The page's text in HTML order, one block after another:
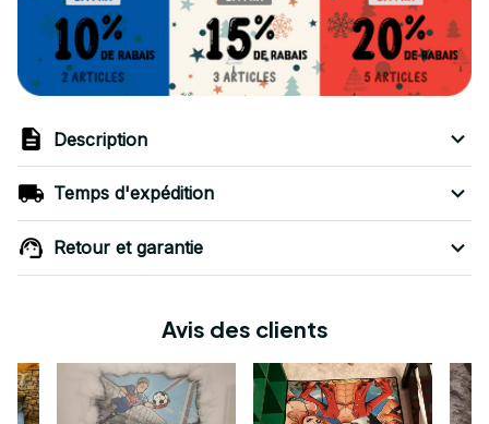
Description
Temps d'expédition
Retour et garantie
Avis des clients